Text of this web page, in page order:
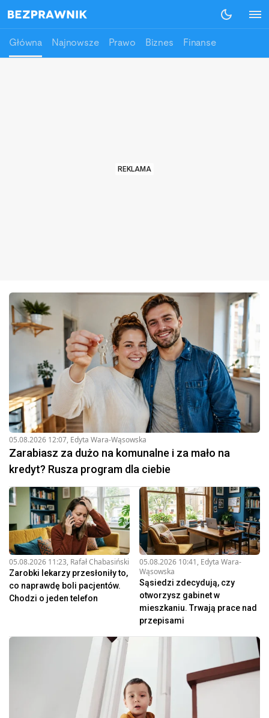
Główna Najnowsze Prawo Biznes Finanse
REKLAMA
05.08.2026 12:07, Edyta Wara-Wąsowska
Zarabiasz za dużo na komunalne i za mało na
kredyt? Rusza program dla ciebie
05.08.2026 11:23, Rafał Chabasiński
Zarobki lekarzy przesłoniły to,
co naprawdę boli pacjentów.
Chodzi o jeden telefon
05.08.2026 10:41, Edyta Wara-
Wąsowska
Sąsiedzi zdecydują, czy
otworzysz gabinet w
mieszkaniu. Trwają prace nad
przepisami